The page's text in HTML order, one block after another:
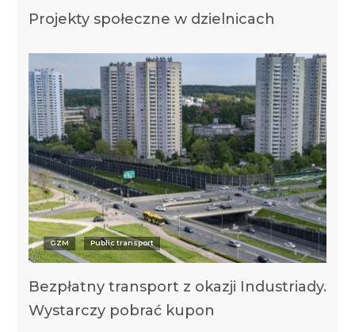
Projekty społeczne w dzielnicach
GZM Public transport
Bezpłatny transport z okazji Industriady.
Wystarczy pobrać kupon